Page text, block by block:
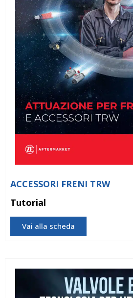
ACCESSORI FRENI TRW
Tutorial
Vai alla scheda